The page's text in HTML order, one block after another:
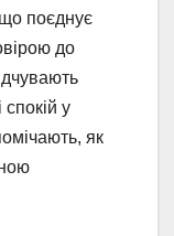
поєднує
до
спокій у
як